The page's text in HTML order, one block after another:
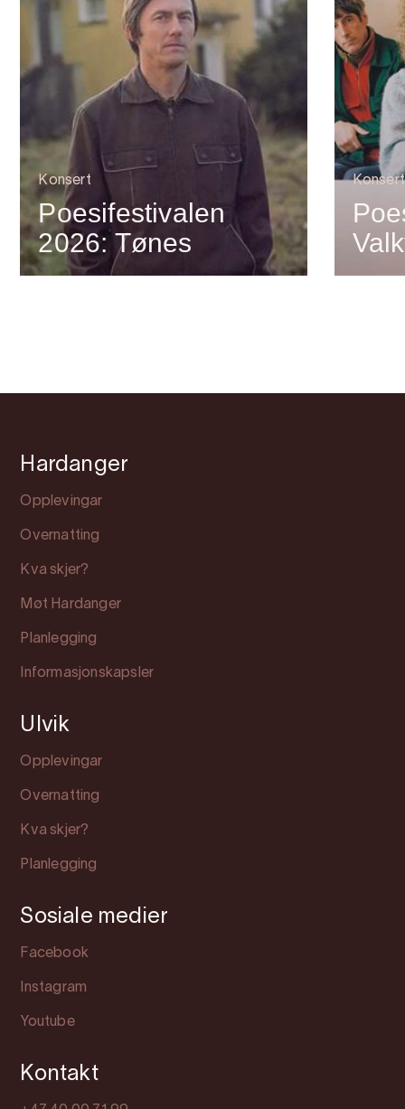
Konsert
Poesifestivalen
2026: Tønes
Konsert
Hardanger
Opplevingar
Overnatting
Kva skjer?
Møt Hardanger
Planlegging
Informasjonskapsler
Ulvik
Opplevingar
Overnatting
Kva skjer?
Planlegging
Sosiale medier
Facebook
Instagram
Youtube
Kontakt